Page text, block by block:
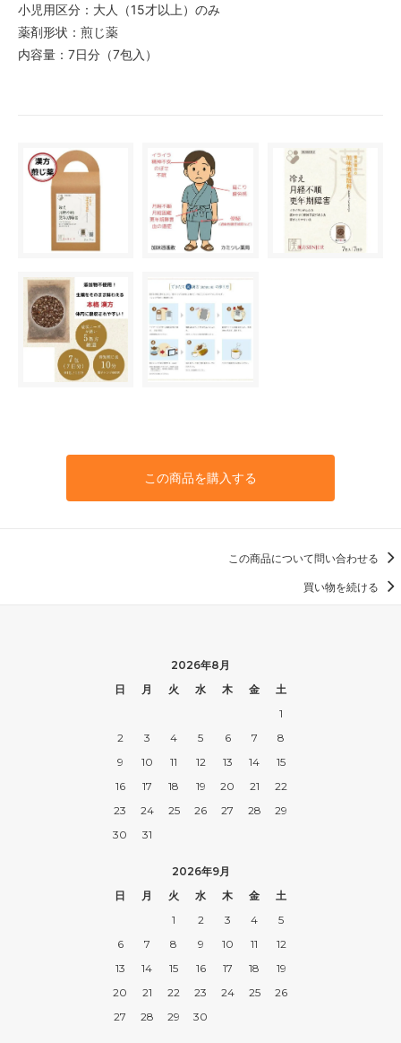
小児用区分：大人（15才以上）のみ
薬剤形状：煎じ薬
内容量：7日分（7包入）
この商品を購入する
この商品について問い合わせる
買い物を続ける
2026年8月
日
月 火 水 木 金
土
1
2
3 4 5 6 7
8
9
10 11 12 13 14
15
16
17 18 19 20 21
22
23
24 25 26 27 28
29
30
31
2026年9月
日
月 火 水 木 金
土
1
2 3 4
5
6
7 8 9 10 11
12
13
14 15 16 17 18
19
20
21 22 23 24 25
26
27
28 29 30